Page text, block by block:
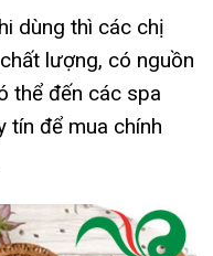
dùng thì các chị
lượng, có nguồn
thể đến các spa
tín để mua chính